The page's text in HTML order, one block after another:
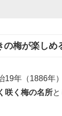
の梅が楽しめ
19年（1886年
咲く梅の名所